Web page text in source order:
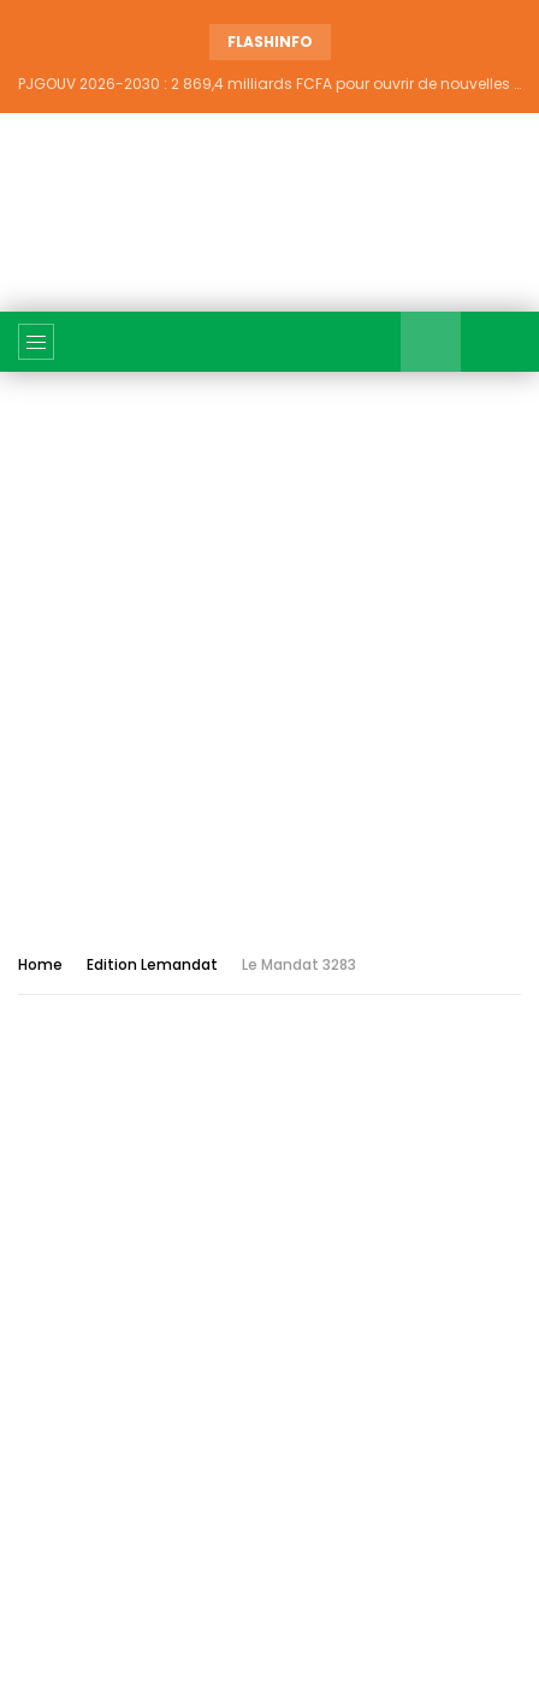
FLASHINFO
PJGOUV 2026-2030 : 2 869,4 milliards FCFA pour ouvrir de nouvelles perspectives à plus de 5,2 millions de jeunes ivoiriens
Home Edition Lemandat Le Mandat 3283